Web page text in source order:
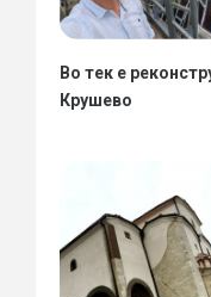
Во тек е
Крушево